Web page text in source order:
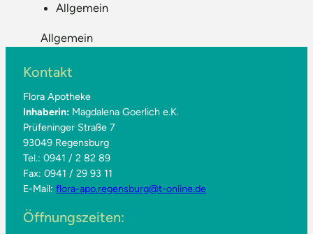
Allgemein
Allgemein
Kontakt
Flora Apotheke
Inhaberin: Magdalena Goerlich e.K.
Prüfeninger Straße 7
93049 Regensburg
Tel.: 0941 / 2 82 89
Fax: 0941 / 29 93 11
E-Mail:flora-apo.regensburg@t-online.de
Öffnungszeiten: